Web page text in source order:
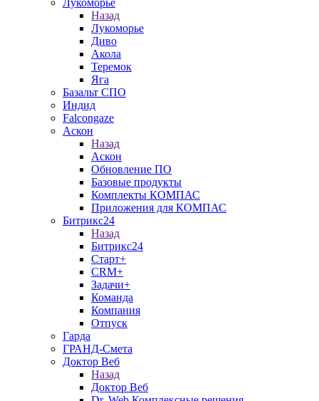
Лукоморье
Назад
Лукоморье
Диво
Акола
Теремок
Яга
Базальт СПО
Индид
Falcongaze
Аскон
Назад
Аскон
Обновление ПО
Базовые продукты
Комплекты КОМПАС
Приложения для КОМПАС
Битрикс24
Назад
Битрикс24
Старт+
CRM+
Задачи+
Команда
Компания
Отпуск
Гарда
ГРАНД-Смета
Доктор Веб
Назад
Доктор Веб